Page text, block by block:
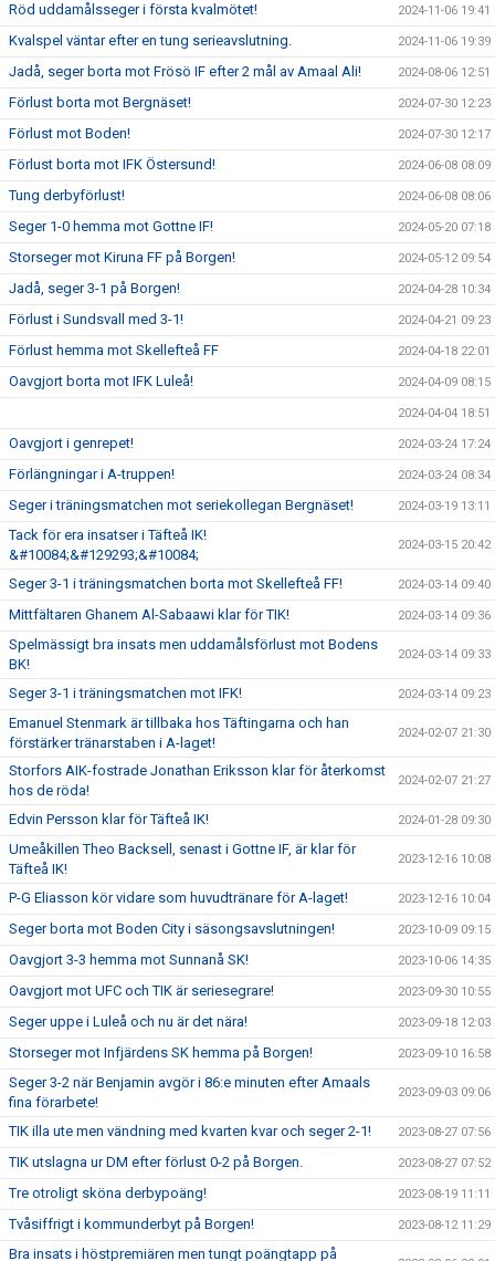
Röd uddamålsseger i första kvalmötet! 2024-11-06 19:41
Kvalspel väntar efter en tung serieavslutning. 2024-11-06 19:39
Jadå, seger borta mot Frösö IF efter 2 mål av Amaal Ali! 2024-08-06 12:51
Förlust borta mot Bergnäset! 2024-07-30 12:23
Förlust mot Boden! 2024-07-30 12:17
Förlust borta mot IFK Östersund! 2024-06-08 08:09
Tung derbyförlust! 2024-06-08 08:06
Seger 1-0 hemma mot Gottne IF! 2024-05-20 07:18
Storseger mot Kiruna FF på Borgen! 2024-05-12 09:54
Jadå, seger 3-1 på Borgen! 2024-04-28 10:34
Förlust i Sundsvall med 3-1! 2024-04-21 09:23
Förlust hemma mot Skellefteå FF 2024-04-18 22:01
Oavgjort borta mot IFK Luleå! 2024-04-09 08:15
2024-04-04 18:51
Oavgjort i genrepet! 2024-03-24 17:24
Förlängningar i A-truppen! 2024-03-24 08:34
Seger i träningsmatchen mot seriekollegan Bergnäset! 2024-03-19 13:11
Tack för era insatser i Täfteå IK!
&#10084;&#129293;&#10084;
2024-03-15 20:42
Seger 3-1 i träningsmatchen borta mot Skellefteå FF! 2024-03-14 09:40
Mittfältaren Ghanem Al-Sabaawi klar för TIK! 2024-03-14 09:36
Spelmässigt bra insats men uddamålsförlust mot Bodens
BK!
2024-03-14 09:33
Seger 3-1 i träningsmatchen mot IFK! 2024-03-14 09:23
Emanuel Stenmark är tillbaka hos Täftingarna och han
förstärker tränarstaben i A-laget!
2024-02-07 21:30
Storfors AIK-fostrade Jonathan Eriksson klar för återkomst
hos de röda!
2024-02-07 21:27
Edvin Persson klar för Täfteå IK! 2024-01-28 09:30
Umeåkillen Theo Backsell, senast i Gottne IF, är klar för
Täfteå IK!
2023-12-16 10:08
P-G Eliasson kör vidare som huvudtränare för A-laget! 2023-12-16 10:04
Seger borta mot Boden City i säsongsavslutningen! 2023-10-09 09:15
Oavgjort 3-3 hemma mot Sunnanå SK! 2023-10-06 14:35
Oavgjort mot UFC och TIK är seriesegrare! 2023-09-30 10:55
Seger uppe i Luleå och nu är det nära! 2023-09-18 12:03
Storseger mot Infjärdens SK hemma på Borgen! 2023-09-10 16:58
Seger 3-2 när Benjamin avgör i 86:e minuten efter Amaals
fina förarbete!
2023-09-03 09:06
TIK illa ute men vändning med kvarten kvar och seger 2-1! 2023-08-27 07:56
TIK utslagna ur DM efter förlust 0-2 på Borgen. 2023-08-27 07:52
Tre otroligt sköna derbypoäng! 2023-08-19 11:11
Tvåsiffrigt i kommunderbyt på Borgen! 2023-08-12 11:29
Bra insats i höstpremiären men tungt poängtapp på